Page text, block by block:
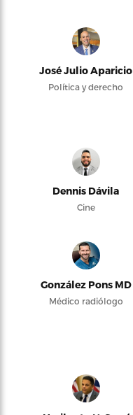
José Julio Aparicio
Política y derecho
Dennis Dávila
Cine
González Pons MD
Médico radiólogo